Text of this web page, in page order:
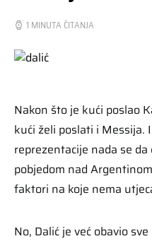
1 MINUTA ČITANJA
Nakon što je kući poslao
kući želi poslati i
reprezentacije nada se
pobjedom nad
faktori na koje nema
No, Dalić je već obavio